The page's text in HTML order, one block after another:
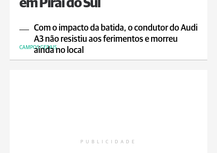
em Piraí do Sul
Com o impacto da batida, o condutor do Audi
A3 não resistiu aos ferimentos e morreu
ainda no local
CAMPOS GERAIS
PUBLICIDADE